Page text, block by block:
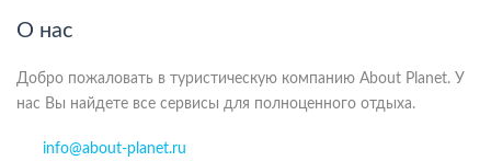
О нас
Добро пожаловать в туристическую компанию About Planet. У
нас Вы найдете все сервисы для полноценного отдыха.
info@about-planet.ru